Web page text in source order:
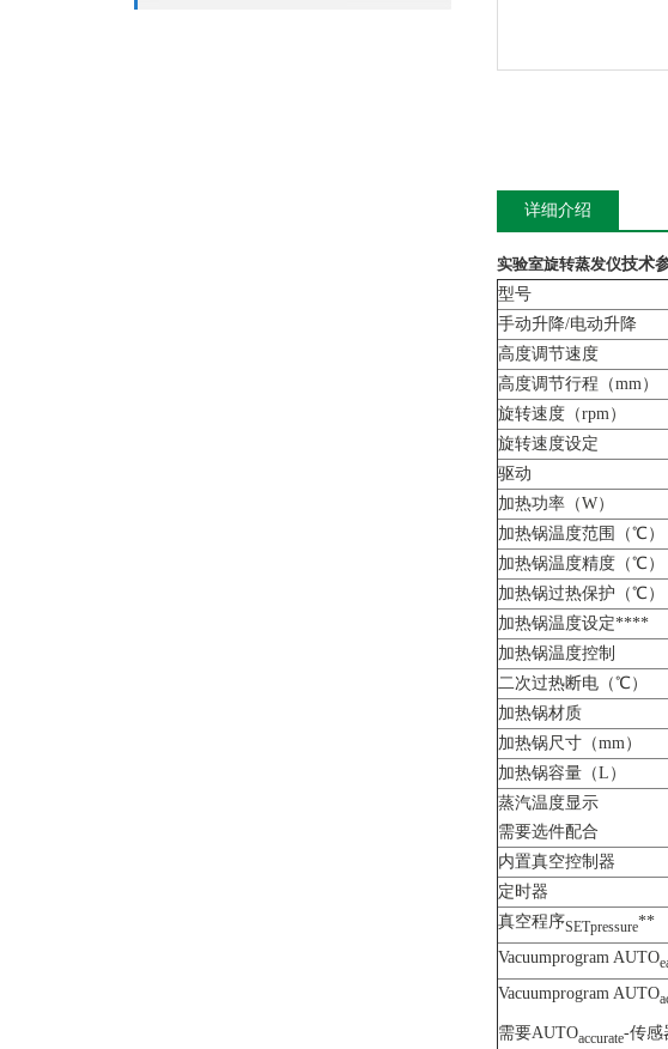
详细介绍
实验室旋转蒸发仪技术
型号
手动升降/电动升降
高度调节速度
高度调节行程（mm）
旋转速度（rpm）
旋转速度设定
驱动
加热功率（W）
加热锅温度范围（℃）
加热锅温度精度（℃）
加热锅过热保护（℃）
加热锅温度设定****
加热锅温度控制
二次过热断电（℃）
加热锅材质
加热锅尺寸（mm）
加热锅容量（L）
蒸汽温度显示
需要选件配合
内置真空控制器
定时器
真空程序SETpressure**
Vacuumprogram AUTO
Vacuumprogram AUTO
需要AUTOaccurate-传感